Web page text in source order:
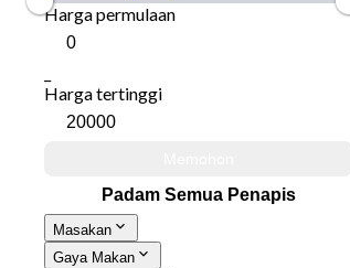
Harga permulaan
Harga tertinggi
Padam Semua Penapis
Masakan
Gaya Makan